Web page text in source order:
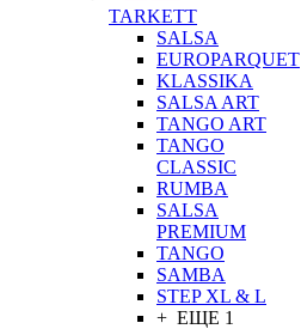
TARKETT
SALSA
EUROPARQUET
KLASSIKA
SALSA ART
TANGO ART
TANGO
CLASSIC
RUMBA
SALSA
PREMIUM
TANGO
SAMBA
STEP XL & L
+ ЕЩЕ 1